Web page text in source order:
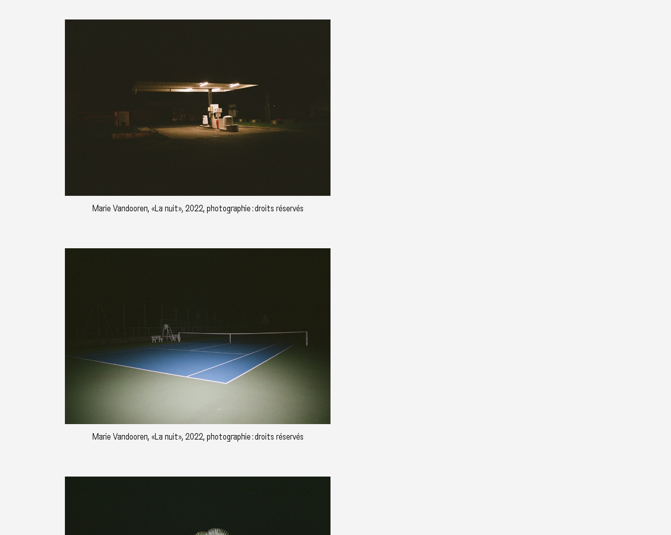
Marie Vandooren, «La nuit», 2022, photographie : droits réservés
Marie Vandooren, «La nuit», 2022, photographie : droits réservés